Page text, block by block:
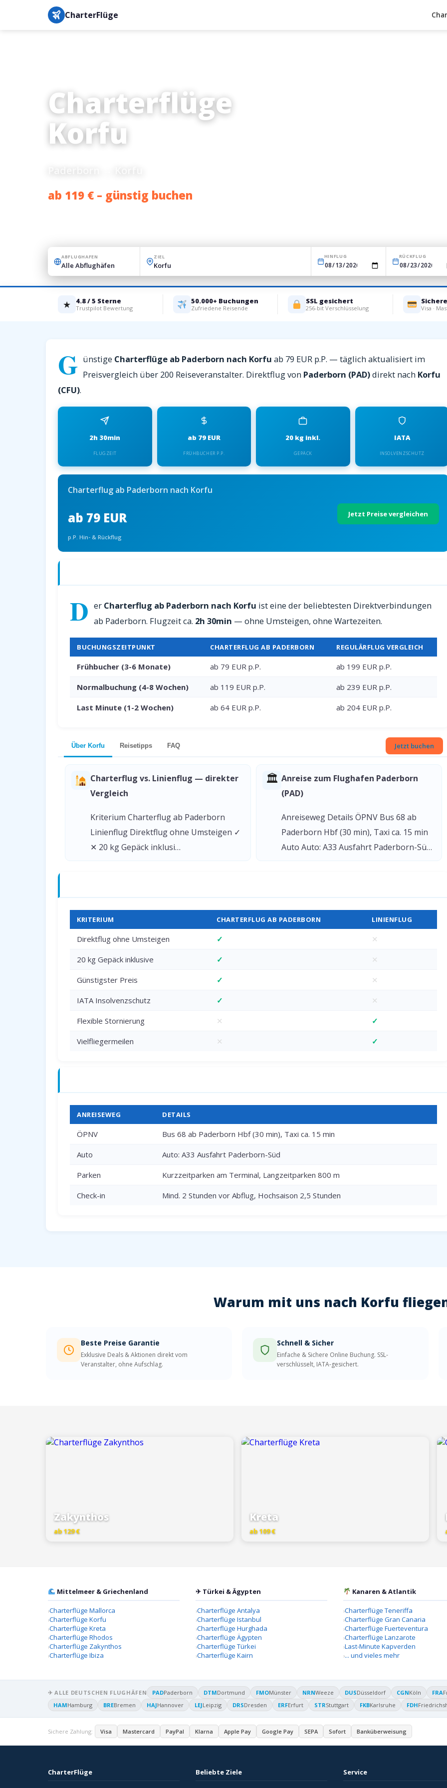
CharterFlüge
Charterflüge
Korfu
ab 119 € – günstig buchen
ABFLUGHAFEN ZIEL HINFLUG RÜCKFLUG
★ 4.8 / 5 Sterne
Trustpilot Bewertung
50.000+ Buchungen
Zufriedene Reisende
SSL gesichert
256-bit Verschlüsselung Visa ·
G ünstige Charterflüge ab Paderborn nach Korfu ab 79 EUR p.P. — täglich aktualisiert im
Preisvergleich über 200 Reiseveranstalter. Direktflug von Paderborn (PAD)direkt nach Korfu
(CFU).
2h 30min
FLUGZEIT
ab 79 EUR
FRÜHBUCHER P.P.
20 kg inkl.
GEPÄCK
IATA
INSOLVENZSCHUTZ
Charterflug ab Paderborn nach Korfu
ab 79 EUR
p.P. Hin- & Rückflug
Jetzt Preise vergleichen
D er Charterflug ab Paderborn nach Korfu ist eine der beliebtesten Direktverbindungen
ab Paderborn. Flugzeit ca. 2h 30min — ohne Umsteigen, ohne Wartezeiten.
BUCHUNGSZEITPUNKT CHARTERFLUG AB PADERBORN REGULÄRFLUG VERGLEICH
Frühbucher (3-6 Monate) ab 79 EUR p.P. ab 199 EUR p.P.
Normalbuchung (4-8 Wochen) ab 119 EUR p.P. ab 239 EUR p.P.
Last Minute (1-2 Wochen) ab 64 EUR p.P. ab 204 EUR p.P.
Über Korfu Reisetipps FAQ Jetzt buchen
Charterflug vs. Linienflug — direkter
Vergleich
Kriterium Charterflug ab Paderborn
Linienflug Direktflug ohne Umsteigen ✓
✕ 20 kg Gepäck inklusi…
🏛 Anreise zum Flughafen Paderborn
(PAD)
Anreiseweg Details ÖPNV Bus 68 ab
Paderborn Hbf (30 min), Taxi ca. 15 min
Auto Auto: A33 Ausfahrt Paderborn-Sü…
KRITERIUM CHARTERFLUG AB PADERBORN LINIENFLUG
Direktflug ohne Umsteigen ✓ ✕
20 kg Gepäck inklusive ✓ ✕
Günstigster Preis ✓ ✕
IATA Insolvenzschutz ✓ ✕
Flexible Stornierung ✕ ✓
Vielfliegermeilen ✕ ✓
ANREISEWEG DETAILS
ÖPNV Bus 68 ab Paderborn Hbf (30 min), Taxi ca. 15 min
Auto Auto: A33 Ausfahrt Paderborn-Süd
Parken Kurzzeitparken am Terminal, Langzeitparken 800 m
Check-in Mind. 2 Stunden vor Abflug, Hochsaison 2,5 Stunden
Warum mit uns nach Korfu
Beste Preise Garantie
Exklusive Deals & Aktionen direkt vom
Veranstalter, ohne Aufschlag.
Schnell & Sicher
Einfache & Sichere Online Buchung. SSL-
verschlüsselt, IATA-gesichert.
Zakynthos
ab 129 €
Kreta
ab 109 €
Mittelmeer & Griechenland
Charterflüge Mallorca
Charterflüge Korfu
Charterflüge Kreta
Charterflüge Rhodos
Charterflüge Zakynthos
Charterflüge Ibiza
✈ Türkei & Ägypten
Charterflüge Antalya
Charterflüge Istanbul
Charterflüge Hurghada
Charterflüge Ägypten
Charterflüge Türkei
Charterflüge Kairn
Kanaren & Atlantik
Charterflüge Teneriffa
Charterflüge Gran Canaria
Charterflüge Fuerteventura
Charterflüge Lanzarote
Last-Minute Kapverden
... und vieles mehr
✈ ALLE DEUTSCHEN FLUGHÄFEN PADPaderborn DTMDortmund FMOMünster NRNWeeze DUSDüsseldorf CGNKöln FRA
HAMHamburg BREBremen HAJHannover LEJLeipzig DRSDresden ERFErfurt STRStuttgart FKBKarlsruhe FDH
Sichere Zahlung: Visa Mastercard PayPal Klarna Apple Pay Google Pay SEPA Sofort Banküberweisung
CharterFlüge Beliebte Ziele Service